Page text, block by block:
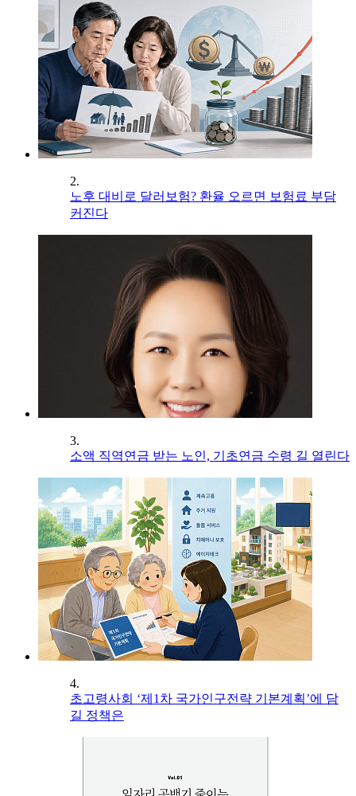
2.
노후 대비로 달러보험? 환율 오르면 보험료 부담
커진다
3.
소액 직역연금 받는 노인, 기초연금 수령 길 열린다
4.
초고령사회 ‘제1차 국가인구전략 기본계획’에 담
길 정책은